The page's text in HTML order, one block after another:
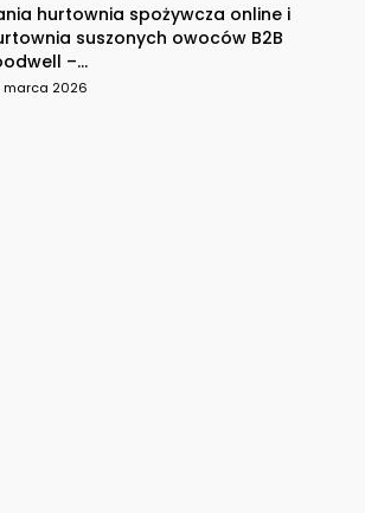
hurtownia spożywcza online i
suszonych owoców B2B
–...
marca 2026